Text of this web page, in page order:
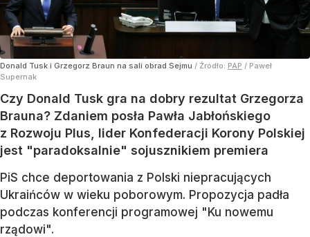
Donald Tusk i Grzegorz Braun na sali obrad Sejmu / Źródło: PAP / Paweł
Supernak
Czy Donald Tusk gra na dobry rezultat Grzegorza
Brauna? Zdaniem posła Pawła Jabłońskiego
z Rozwoju Plus, lider Konfederacji Korony Polskiej
jest "paradoksalnie" sojusznikiem premiera
PiS chce deportowania z Polski niepracujących
Ukraińców w wieku poborowym. Propozycja padła
podczas konferencji programowej "Ku nowemu
rządowi".